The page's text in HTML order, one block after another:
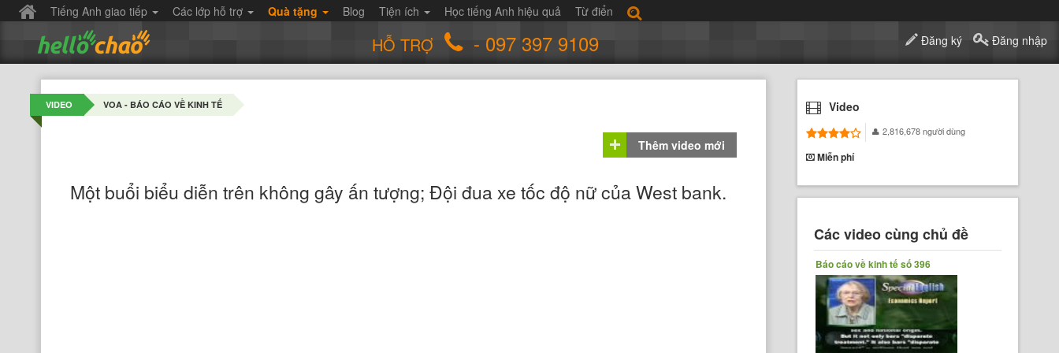
Tiếng Anh giao tiếp Các lớp hỗ trợ Quà tặng Blog Tiện ích Học tiếng Anh hiệu quả Từ điển
HỖ TRỢ - 097 397 9109 Đăng ký Đăng nhập
VIDEO VOA - BÁO CÁO VỀ KINH TẾ
Thêm video mới
Một buổi biểu diễn trên không gây ấn tượng; Đội đua xe tốc độ nữ của West bank.
Video
2,816,678 người dùng
Miễn phí
Các video cùng chủ đề
Báo cáo về kinh tế số 396